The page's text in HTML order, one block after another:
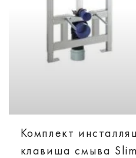
Комплект
клавиша смыва